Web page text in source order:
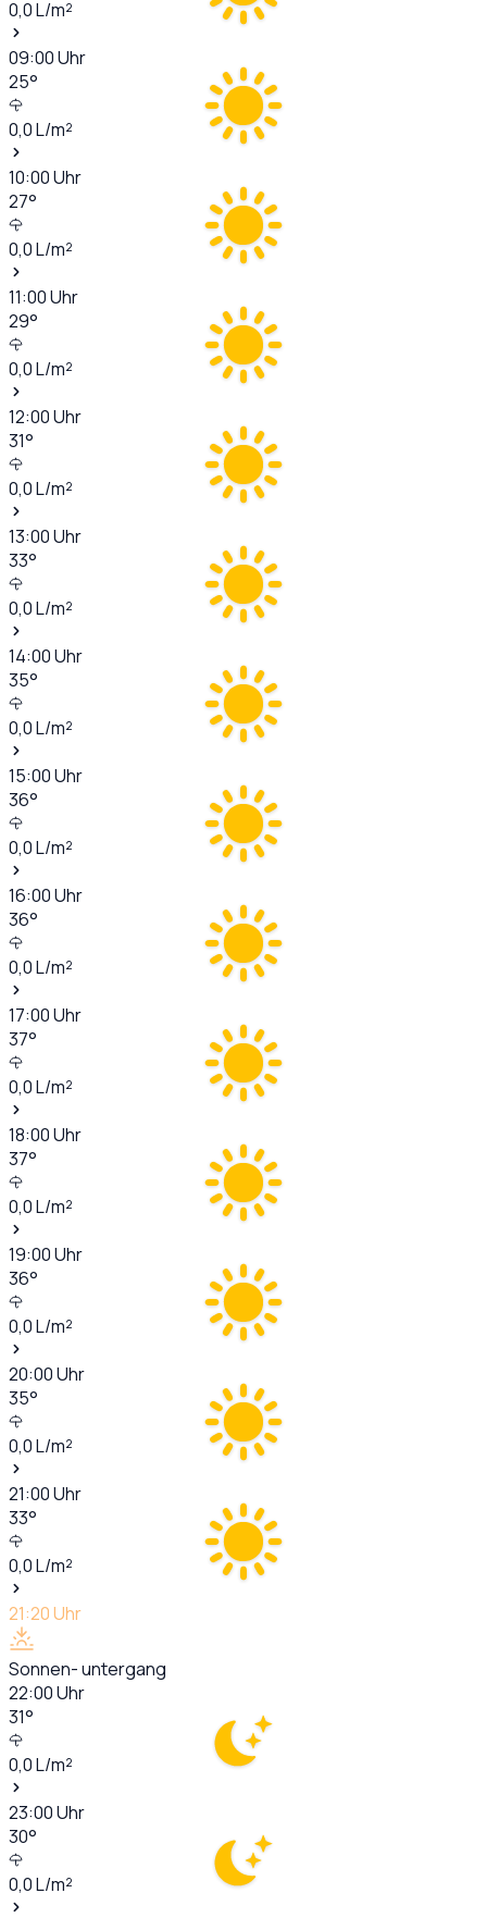
0,0L/m²
09:00Uhr
25°
0,0L/m²
10:00Uhr
27°
0,0L/m²
11:00Uhr
29°
0,0L/m²
12:00Uhr
31°
0,0L/m²
13:00Uhr
33°
0,0L/m²
14:00Uhr
35°
0,0L/m²
15:00Uhr
36°
0,0L/m²
16:00Uhr
36°
0,0L/m²
17:00Uhr
37°
0,0L/m²
18:00Uhr
37°
0,0L/m²
19:00Uhr
36°
0,0L/m²
20:00Uhr
35°
0,0L/m²
21:00Uhr
33°
0,0L/m²
21:20Uhr
Sonnen- untergang
22:00Uhr
31°
0,0L/m²
23:00Uhr
30°
0,0L/m²